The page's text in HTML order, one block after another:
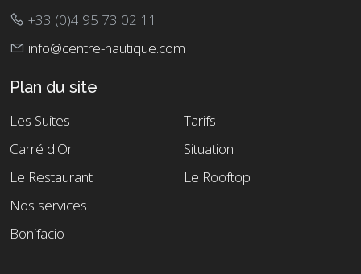
+33 (0)4 95 73 02 11
info@centre-nautique.com
Plan du site
Les Suites
Carré d'Or
Le Restaurant
Nos services
Bonifacio
Tarifs
Situation
Le Rooftop